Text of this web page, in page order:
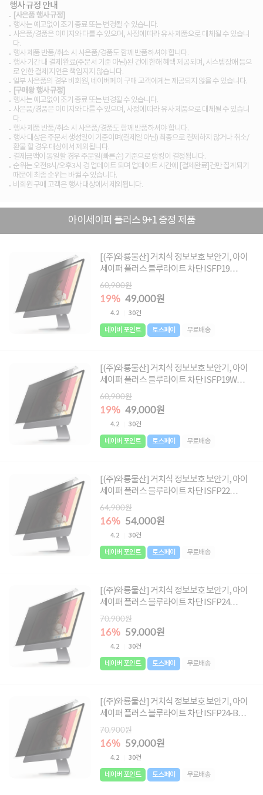
행사 규정 안내
[사은품 행사 규정]
행사는 예고없이 조기 종료 또는 변경될 수 있습니다.
사은품/경품은 이미지와 다를 수 있으며, 사정에 따라 유사 제품으로 대체될 수 있습니
다.
행사 제품 반품/취소 시 사은품/경품도 함께 반품하셔야 합니다.
행사 기간 내 결제 완료(주문서 기준 아님)된 건에 한해 혜택 제공되며, 시스템장애 등으
로 인한 결제 지연은 책임지지 않습니다.
일부 사은품의 경우 비회원, 네이버페이 구매 고객에게는 제공되지 않을 수 있습니다.
[구매왕 행사 규정]
행사는 예고없이 조기 종료 또는 변경될 수 있습니다.
사은품/경품은 이미지와 다를 수 있으며, 사정에 따라 유사 제품으로 대체될 수 있습니
다.
행사 제품 반품/취소 시 사은품/경품도 함께 반품하셔야 합니다.
행사 대상은 주문서 생성일이 기준이며(결제일 아님) 최종으로 결제하지 않거나 취소/
환불 할 경우 대상에서 제외됩니다.
결제금액이 동일할 경우 주문일(빠른순) 기준으로 랭킹이 결정됩니다.
순위는 오전8시/오후3시 경 업데이트 되며 업데이트 시간에 [결제완료]건만 집계되기
때문에 최종 순위는 바뀔 수 있습니다.
비회원 구매 고객은 행사 대상에서 제외됩니다.
아이세이퍼 플러스 9+1 증정 제품
[(주)와룡물산] 거치식 정보보호 보안기, 아이
세이퍼 플러스 블루라이트 차단 ISFP19
[48.3cm] ▶ [19형] ◀
60,900원
19% 49,000원
4.2 30건
네이버 포인트 토스페이 무료배송
[(주)와룡물산] 거치식 정보보호 보안기, 아이
세이퍼 플러스 블루라이트 차단 ISFP19W
[48.3cm 와이드] ▶ [19형 와이드] ◀
60,900원
19% 49,000원
4.2 30건
네이버 포인트 토스페이 무료배송
[(주)와룡물산] 거치식 정보보호 보안기, 아이
세이퍼 플러스 블루라이트 차단 ISFP22
[55.9cm] ▶ [22형] ◀
64,900원
16% 54,000원
4.2 30건
네이버 포인트 토스페이 무료배송
[(주)와룡물산] 거치식 정보보호 보안기, 아이
세이퍼 플러스 블루라이트 차단 ISFP24
[61cm] ▶ [24형] ◀
70,900원
16% 59,000원
4.2 30건
네이버 포인트 토스페이 무료배송
[(주)와룡물산] 거치식 정보보호 보안기, 아이
세이퍼 플러스 블루라이트 차단 ISFP24-B
[61cm-B형] ▶ [24-B형] ◀
70,900원
16% 59,000원
4.2 30건
네이버 포인트 토스페이 무료배송